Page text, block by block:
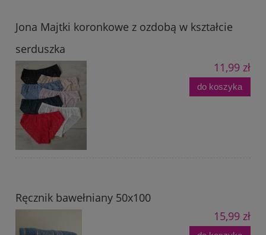
Jona Majtki koronkowe z ozdobą w kształcie
serduszka
11,99 zł
do koszyka
Ręcznik bawełniany 50x100
15,99 zł